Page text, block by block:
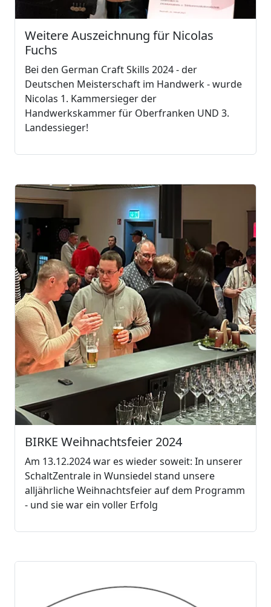
Weitere Auszeichnung für Nicolas
Fuchs
Bei den German Craft Skills 2024 - der
Deutschen Meisterschaft im Handwerk - wurde
Nicolas 1. Kammersieger der
Handwerkskammer für Oberfranken UND 3.
Landessieger!
BIRKE Weihnachtsfeier 2024
Am 13.12.2024 war es wieder soweit: In unserer
SchaltZentrale in Wunsiedel stand unsere
alljährliche Weihnachtsfeier auf dem Programm
- und sie war ein voller Erfolg